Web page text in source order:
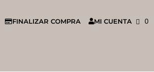
FINALIZAR COMPRA MI CUENTA 0